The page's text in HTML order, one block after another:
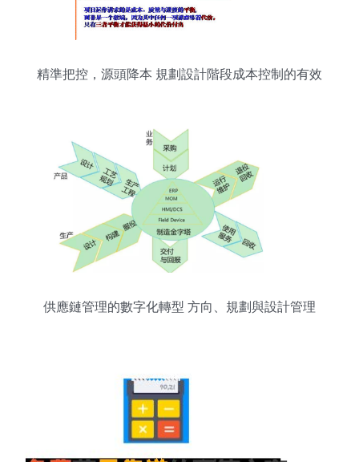
精準把控，源頭降本 規劃設計階段成本控制的有效
供應鏈管理的數字化轉型 方向、規劃與設計管理